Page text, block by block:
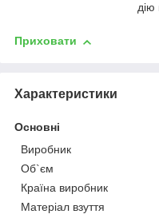
дію
Приховати
Характеристики
Основні
Виробник
Об`єм
Країна виробник
Матеріал взуття